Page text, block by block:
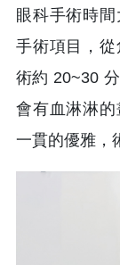
眼科手術時
手術項目，
術約 20~30
會有血淋淋
一貫的優雅，